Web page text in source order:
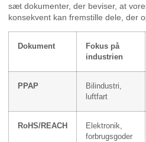
sæt dokumenter, der beviser, at
konsekvent kan fremstille dele, der
Dokument
Fokus på
industrien
PPAP
Bilindustri,
luftfart
RoHS/REACH
Elektronik,
forbrugsgoder